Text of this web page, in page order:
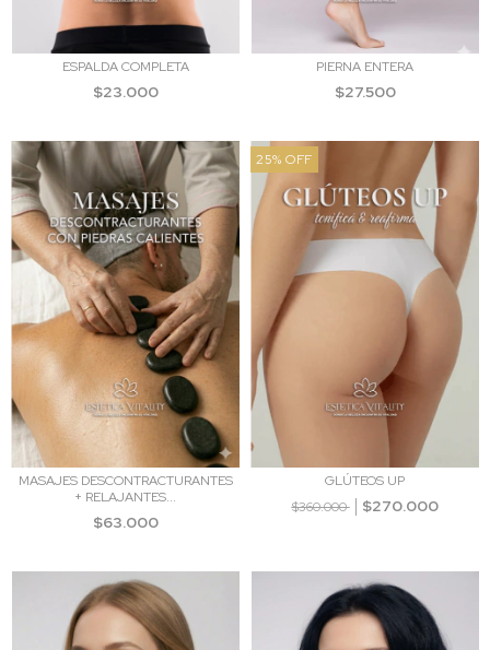
ESPALDA COMPLETA
$23.000
PIERNA ENTERA
$27.500
MASAJES DESCONTRACTURANTES
+ RELAJANTES...
$63.000
25% OFF
GLÚTEOS UP
$360.000
$270.000